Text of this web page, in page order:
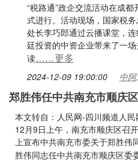
“税路通”政企交流活动在成
式进行。活动现场，国家税
处长李巧郎通过云播课堂，
廷投资的中资企业带来了一
读……更多
2024-12-09 19:00:00 中
郑胜伟任中共南充市顺庆
本文转自：人民网-四川频道人民
12月9日上午，南充市顺庆区召
上宣布中共南充市委关于郑胜伟
胜伟同志任中共南充市顺庆区委